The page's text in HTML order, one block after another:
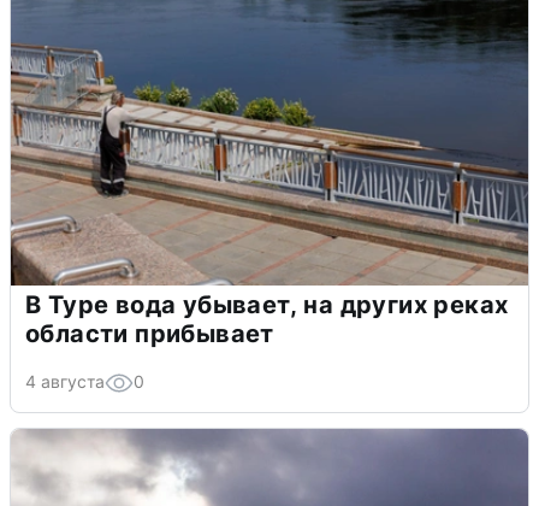
В Туре вода убывает, на других реках
области прибывает
4 августа 0